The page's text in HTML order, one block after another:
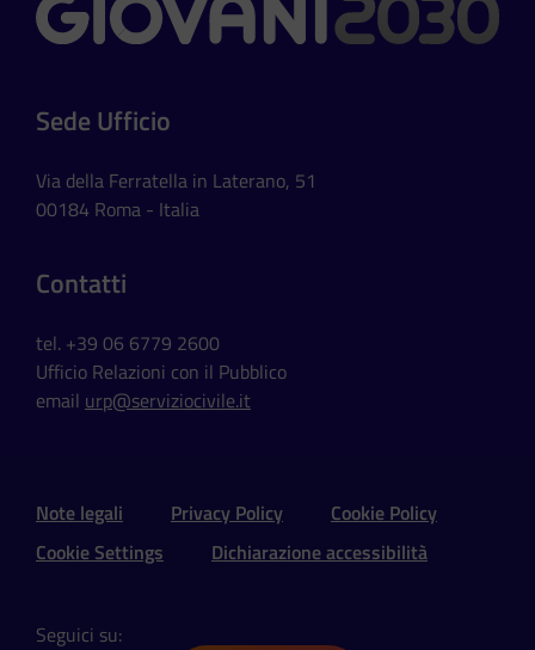
Contatti
Sede Ufficio
Via della Ferratella in Laterano, 51
00184 Roma - Italia
Contatti
tel. +39 06 6779 2600
Ufficio Relazioni con il Pubblico
email urp@serviziocivile.it
Sezione Link Utili e Social
Note legali Privacy Policy
Cookie Policy
Cookie Settings
Dichiarazione accessibilità
Seguici su: